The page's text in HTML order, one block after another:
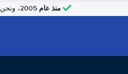
منذ عام